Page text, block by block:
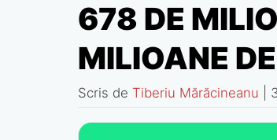
678 DE
MILIOANE
Scris de Tiberiu Mărăcineanu